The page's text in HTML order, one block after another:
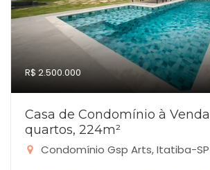
R$ 2.500.000
Casa de Condomínio à
quartos, 224m²
Condomínio Gsp Arts, Itatiba-SP